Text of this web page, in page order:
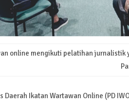
online mengikuti pelatihan jurnalistik
Daerah Ikatan Wartawan Online (PD